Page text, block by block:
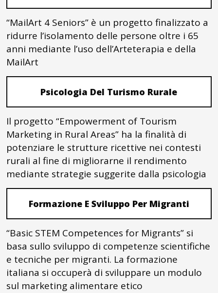
“MailArt 4 Seniors” è un progetto finalizzato a
ridurre l’isolamento delle persone oltre i 65
anni mediante l’uso dell’Arteterapia e della
MailArt
Psicologia Del Turismo Rurale
Il progetto “Empowerment of Tourism
Marketing in Rural Areas” ha la finalità di
potenziare le strutture ricettive nei contesti
rurali al fine di migliorarne il rendimento
mediante strategie suggerite dalla psicologia
Formazione E Sviluppo Per Migranti
“Basic STEM Competences for Migrants” si
basa sullo sviluppo di competenze scientifiche
e tecniche per migranti. La formazione
italiana si occuperà di sviluppare un modulo
sul marketing alimentare etico